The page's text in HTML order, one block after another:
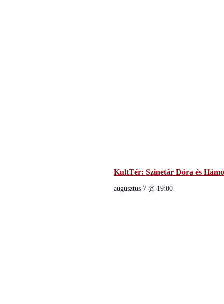
KultTér: Szinetár Dóra és
augusztus 7 @ 19:00